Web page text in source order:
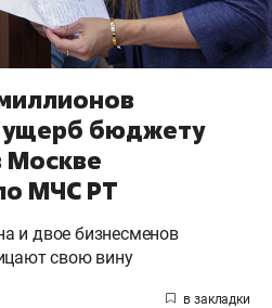
ущерб бюджету
Москве
МЧС РТ
и двое бизнесменов
свою вину